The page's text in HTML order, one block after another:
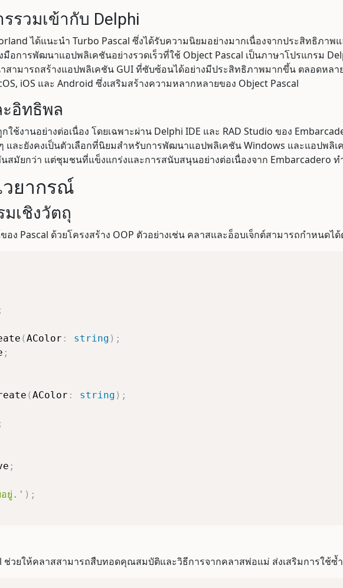
รวมเข้ากับ Delphi
ได้แนะนำ Turbo Pascal ซึ่งได้รับความนิยมอย่างมากเนื่องจากประสิทธิภาพ
มือการพัฒนาแอปพลิเคชันอย่างรวดเร็วที่ใช้ Object Pascal เป็นภาษาโปรแกรม
สามารถสร้างแอปพลิเคชัน GUI ที่ซับซ้อนได้อย่างมีประสิทธิภาพมากขึ้น ตลอดหล
iOS และ Android ซึ่งเสริมสร้างความหลากหลายของ Object Pascal
อิทธิพล
ใช้งานอย่างต่อเนื่อง โดยเฉพาะผ่าน Delphi IDE และ RAD Studio ของ
ละยังคงเป็นตัวเลือกที่นิยมสำหรับการพัฒนาแอปพลิเคชัน Windows และแอปพลิ
สมัยกว่า แต่ชุมชนที่แข็งแกร่งและการสนับสนุนอย่างต่อเนื่องจาก Embarcadero
ยากรณ์
เชิงวัตถุ
อง Pascal ด้วยโครงสร้าง OOP ตัวอย่างเช่น คลาสและอ็อบเจ็กต์สามารถกำหนดไ
;
(AColor : string ) ;
;
(AColor : string ) ;
;
;
อยู่.' ) ;
ช่วยให้คลาสสามารถสืบทอดคุณสมบัติและวิธีการจากคลาสพ่อแม่ ส่งเสริมการใช้ซ้